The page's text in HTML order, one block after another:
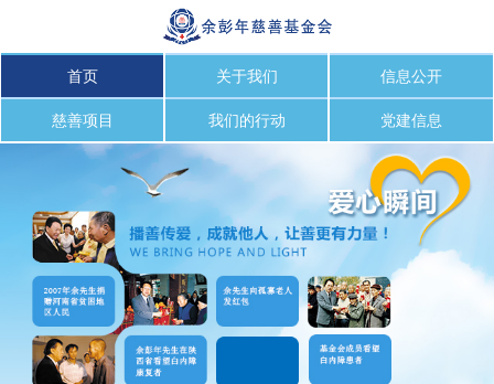
首页 关于我们 信息公开
慈善项目 我们的行动 党建信息